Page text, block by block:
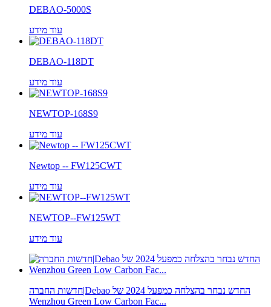
DEBAO-5000S
עוד מידע
DEBAO-118DT
עוד מידע
NEWTOP-168S9
עוד מידע
Newtop -- FW125CWT
עוד מידע
NEWTOP--FW125WT
עוד מידע
חדשות החברה|Debao החדש נבחר בהצלחה כמפעל 2024 של
Wenzhou Green Low Carbon Fac...